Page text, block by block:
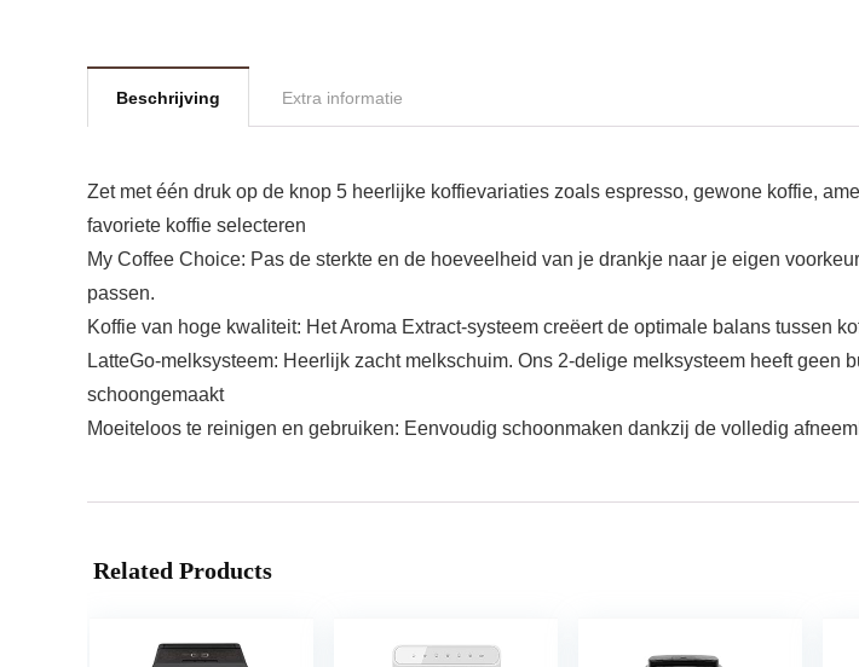
Beschrijving Extra informatie
Zet met één druk op de knop 5 heerlijke koffievariaties zoals espresso, gewone koffie,
favoriete koffie selecteren
My Coffee Choice: Pas de sterkte en de hoeveelheid van je drankje naar je eigen
passen.
Koffie van hoge kwaliteit: Het Aroma Extract-systeem creëert de optimale balans tussen
LatteGo-melksysteem: Heerlijk zacht melkschuim. Ons 2-delige melksysteem heeft
schoongemaakt
Moeiteloos te reinigen en gebruiken: Eenvoudig schoonmaken dankzij de volledig
Related Products